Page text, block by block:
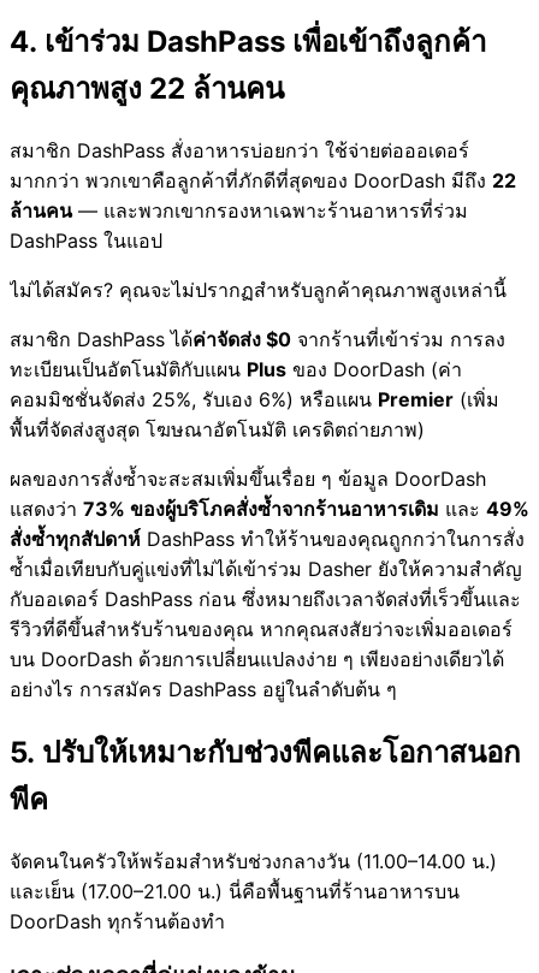
4. เข้าร่วม DashPass เพื่อเข้าถึงลูกค้า
คุณภาพสูง 22 ล้านคน
สมาชิก DashPass สั่งอาหารบ่อยกว่า ใช้จ่ายต่อออเดอร์
มากกว่า พวกเขาคือลูกค้าที่ภักดีที่สุดของ DoorDash มีถึง 22
ล้านคน— และพวกเขากรองหาเฉพาะร้านอาหารที่ร่วม
DashPass ในแอป
ไม่ได้สมัคร? คุณจะไม่ปรากฏสำหรับลูกค้าคุณภาพสูงเหล่านี้
สมาชิก DashPass ได้ค่าจัดส่ง $0 จากร้านที่เข้าร่วม การลง
ทะเบียนเป็นอัตโนมัติกับแผน Plus ของ DoorDash (ค่า
คอมมิชชั่นจัดส่ง 25%, รับเอง 6%) หรือแผน Premier (เพิ่ม
พื้นที่จัดส่งสูงสุด โฆษณาอัตโนมัติ เครดิตถ่ายภาพ)
ผลของการสั่งซ้ำจะสะสมเพิ่มขึ้นเรื่อย ๆ ข้อมูล DoorDash
แสดงว่า 73% ของผู้บริโภคสั่งซ้ำจากร้านอาหารเดิม และ 49%
สั่งซ้ำทุกสัปดาห์ DashPass ทำให้ร้านของคุณถูกกว่าในการสั่ง
ซ้ำเมื่อเทียบกับคู่แข่งที่ไม่ได้เข้าร่วม Dasher ยังให้ความสำคัญ
กับออเดอร์ DashPass ก่อน ซึ่งหมายถึงเวลาจัดส่งที่เร็วขึ้นและ
รีวิวที่ดีขึ้นสำหรับร้านของคุณ หากคุณสงสัยว่าจะเพิ่มออเดอร์
บน DoorDash ด้วยการเปลี่ยนแปลงง่าย ๆ เพียงอย่างเดียวได้
อย่างไร การสมัคร DashPass อยู่ในลำดับต้น ๆ
5. ปรับให้เหมาะกับช่วงพีคและโอกาสนอก
พีค
จัดคนในครัวให้พร้อมสำหรับช่วงกลางวัน (11.00–14.00 น.)
และเย็น (17.00–21.00 น.) นี่คือพื้นฐานที่ร้านอาหารบน
DoorDash ทุกร้านต้องทำ